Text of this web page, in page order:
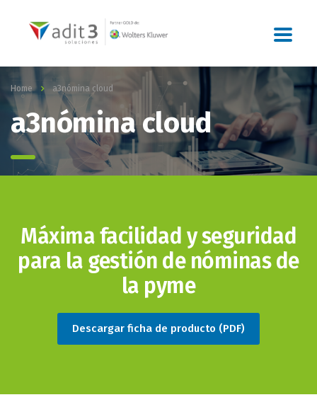
Home a3nómina cloud
a3nómina cloud
Máxima facilidad y seguridad
para la gestión de nóminas de
la pyme
Descargar ficha de producto (PDF)